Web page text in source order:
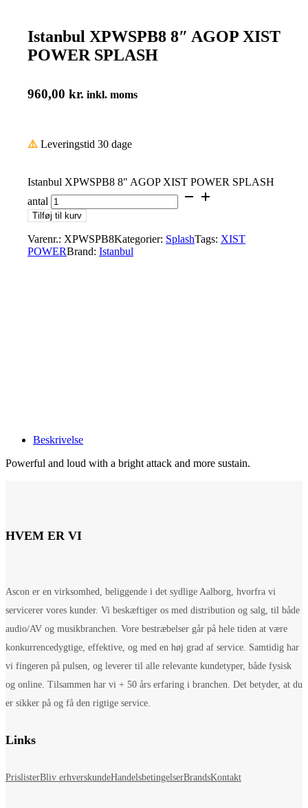
Istanbul XPWSPB8 8″ AGOP XIST
POWER SPLASH
960,00 kr. inkl. moms
⚠️ Leveringstid 30 dage
Istanbul XPWSPB8 8" AGOP XIST POWER SPLASH
antal
Tilføj til kurv
Varenr.: XPWSPB8Kategorier: SplashTags: XIST
POWERBrand: Istanbul
Beskrivelse
Powerful and loud with a bright attack and more sustain.
HVEM ER VI
Ascon er en virksomhed, beliggende i det sydlige Aalborg, hvorfra vi
servicerer vores kunder. Vi beskæftiger os med distribution og salg, til både
audio/AV og musikbranchen. Vore bestræbelser går på hele tiden at være
konkurrencedygtige, effektive, og med en høj grad af service. Samtidig har
vi fingeren på pulsen, og leverer til alle relevante kundetyper, både fysisk
og online. Tilsammen har vi + 50 års erfaring i branchen. Det betyder, at du
er sikker på og få den rigtige service.
Links
PrislisterBliv erhverskundeHandelsbetingelserBrandsKontakt